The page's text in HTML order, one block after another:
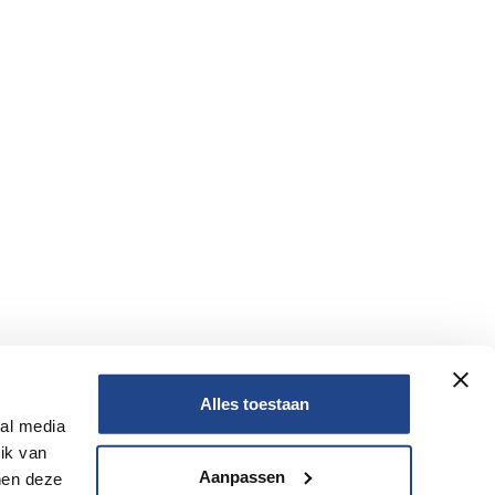
media
van
deze
Alles toestaan
Aanpassen
Nee
Nee